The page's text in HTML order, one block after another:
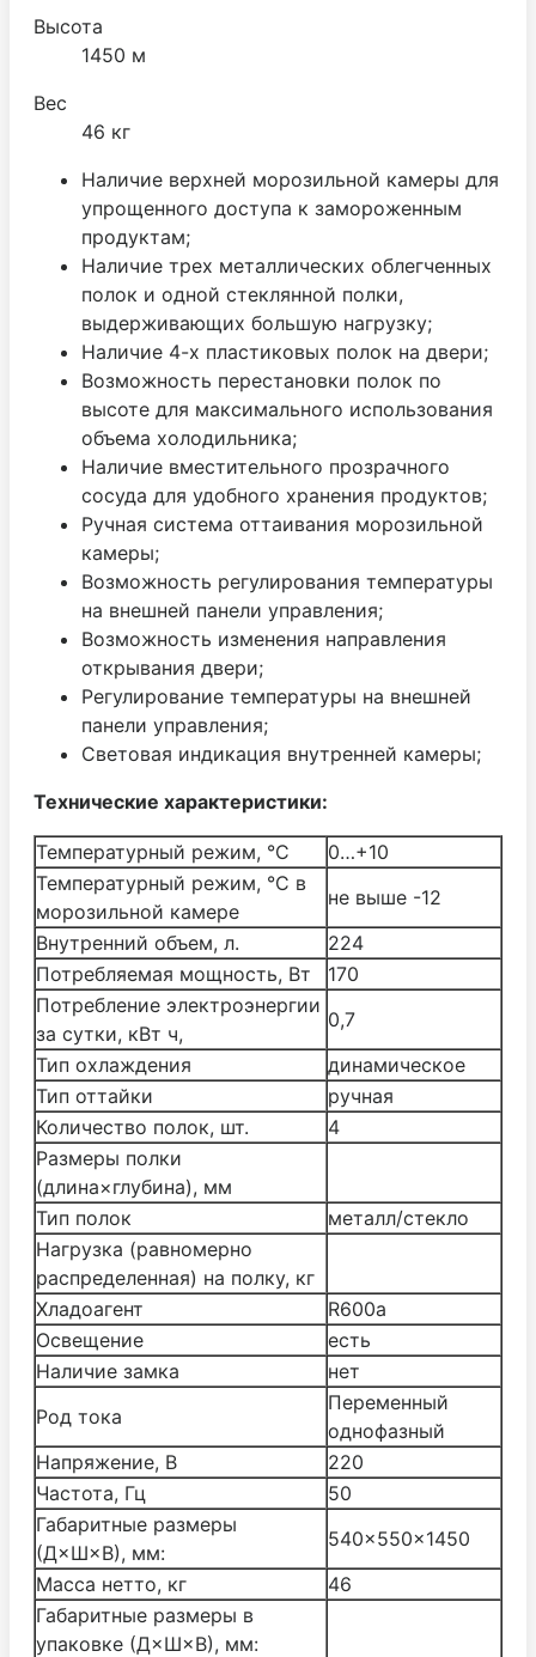
Высота
1450 м
Вес
46 кг
Наличие верхней морозильной камеры для
упрощенного доступа к замороженным
продуктам;
Наличие трех металлических облегченных
полок и одной стеклянной полки,
выдерживающих большую нагрузку;
Наличие 4-х пластиковых полок на двери;
Возможность перестановки полок по
высоте для максимального использования
объема холодильника;
Наличие вместительного прозрачного
сосуда для удобного хранения продуктов;
Ручная система оттаивания морозильной
камеры;
Возможность регулирования температуры
на внешней панели управления;
Возможность изменения направления
открывания двери;
Регулирование температуры на внешней
панели управления;
Световая индикация внутренней камеры;
Технические характеристики:
Температурный режим, °С
0…+10
Температурный режим, °С в
морозильной камере
не выше -12
Внутренний объем, л.
224
Потребляемая мощность, Вт
170
Потребление электроэнергии
за сутки, кВт ч,
0,7
Тип охлаждения
динамическое
Тип оттайки
ручная
Количество полок, шт.
4
Размеры полки
(длина×глубина), мм
Тип полок
металл/стекло
Нагрузка (равномерно
распределенная) на полку, кг
Хладоагент
R600а
Освещение
есть
Наличие замка
нет
Род тока
Переменный
однофазный
Напряжение, В
220
Частота, Гц
50
Габаритные размеры
(Д×Ш×В), мм:
540×550×1450
Масса нетто, кг
46
Габаритные размеры в
упаковке (Д×Ш×В), мм: